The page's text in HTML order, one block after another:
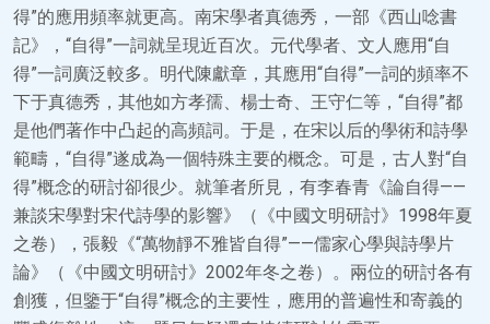
得”的應用頻率就更高。南宋學者真德秀，一部《西山唸書
記》，“自得”一詞就呈現近百次。元代學者、文人應用“自
得”一詞廣泛較多。明代陳獻章，其應用“自得”一詞的頻率不
下于真德秀，其他如方孝孺、楊士奇、王守仁等，“自得”都
是他們著作中凸起的高頻詞。于是，在宋以后的學術和詩學
範疇，“自得”遂成為一個特殊主要的概念。可是，古人對“自
得”概念的研討卻很少。就筆者所見，有李春青《論自得——
兼談宋學對宋代詩學的影響》（《中國文明研討》1998年夏
之卷），張毅《“萬物靜不雅皆自得”——儒家心學與詩學片
論》（《中國文明研討》2002年冬之卷）。兩位的研討各有
創獲，但鑒于“自得”概念的主要性，應用的普遍性和寄義的